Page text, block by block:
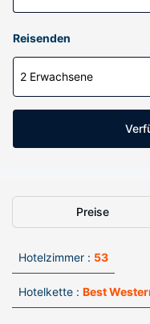
Reisenden
2 Erwachsene
Preise
Hotelzimmer : 53
Hotelkette : Best